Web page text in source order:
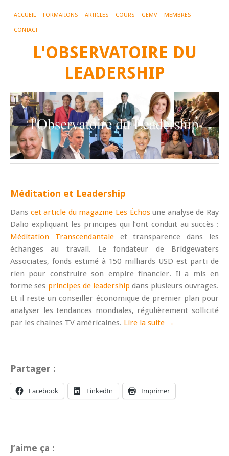
ACCUEIL FORMATIONS ARTICLES COURS GEMV MEMBRES
CONTACT
L'OBSERVATOIRE DU
LEADERSHIP
Méditation et Leadership
Dans cet article du magazine Les Échosune analyse de Ray
Dalio expliquant les principes qui l’ont conduit au succès :
Méditation Transcendantaleet transparence dans les
échanges au travail. Le fondateur de Bridgewaters
Associates, fonds estimé à 150 milliards USD est parti de
rien pour construire son empire financier. Il a mis en
forme ses principes de leadership dans plusieurs ouvrages.
Et il reste un conseiller économique de premier plan pour
analyser les tendances mondiales, régulièrement sollicité
par les chaines TV américaines. Lire la suite →
Partager :
Facebook LinkedIn Imprimer
J’aime ça :